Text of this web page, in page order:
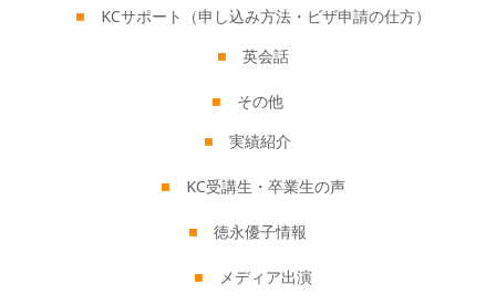
KCサポート（申し込み方法・ビザ申請の仕方）
英会話
その他
実績紹介
KC受講生・卒業生の声
徳永優子情報
メディア出演